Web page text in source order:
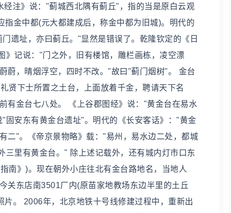
注》说："蓟城西北隅有蓟丘"，指的当是原白云观
金中都(元大都建成后，称金中都为旧城)。明代的
遗址，亦曰蓟丘。"显然是错误了。乾隆钦定的《日
记说："门之外，旧有楼馆，雕栏画栋，凌空漂
蔚，晴烟浮空，四时不改。"故曰"蓟门烟树"。 金台
贤下士所置之土台，上面放着千金，聘请天下名
有金台七八处。 《上谷郡图经》说："黄金台在易水
固安东有黄金台遗址"。明代的《长安客话》："黄金
二"。《帝京景物略》载："易州，易水边二处，都城
里有黄金台。" 除上述记载外，还有城内灯市口东
南》)。现在朝外小庄往北有金台路地名，当地人
关东店南3501厂内(原苗家地教场东边半里的土丘
片。 2006年，北京地铁十号线修建过程中，重新出